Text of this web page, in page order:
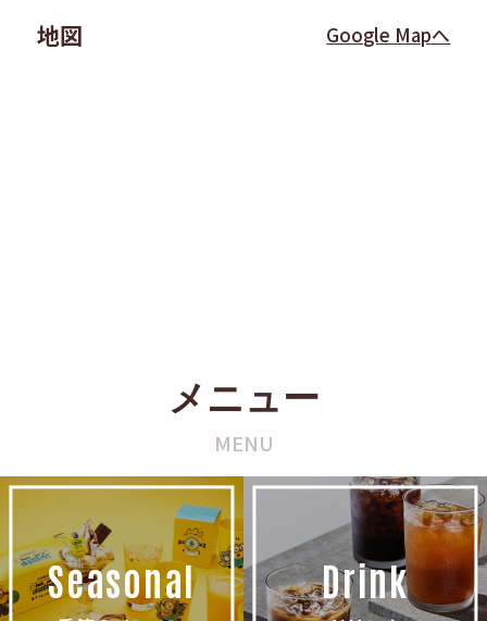
地図 Google Mapへ
メニュー
MENU
Seasonal Drink